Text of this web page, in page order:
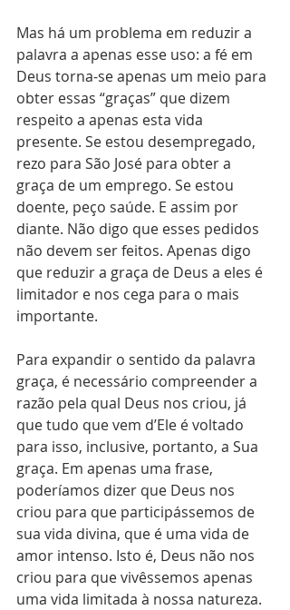
Mas há um problema em reduzir a
palavra a apenas esse uso: a fé em
Deus torna-se apenas um meio para
obter essas “graças” que dizem
respeito a apenas esta vida
presente. Se estou desempregado,
rezo para São José para obter a
graça de um emprego. Se estou
doente, peço saúde. E assim por
diante. Não digo que esses pedidos
não devem ser feitos. Apenas digo
que reduzir a graça de Deus a eles é
limitador e nos cega para o mais
importante.
Para expandir o sentido da palavra
graça, é necessário compreender a
razão pela qual Deus nos criou, já
que tudo que vem d’Ele é voltado
para isso, inclusive, portanto, a Sua
graça. Em apenas uma frase,
poderíamos dizer que Deus nos
criou para que participássemos de
sua vida divina, que é uma vida de
amor intenso. Isto é, Deus não nos
criou para que vivêssemos apenas
uma vida limitada à nossa natureza.